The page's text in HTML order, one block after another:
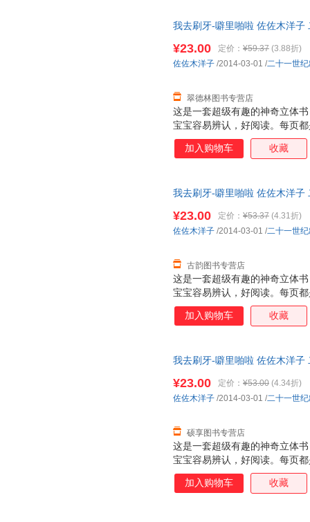
小插页，图案可以根据翻和不
次重复着生活场景，加强宝宝
能力 2. 建立宝宝良好的行为习
我去刷牙-噼里啪啦 佐佐木洋子
这是一套超级有趣的神奇立体
宝宝容易辨认，好阅读。每页
张诱人，而且采用了一些局部
面，让人看到图画内部的东西
小插页，图案可以根据翻和不
次重复着生活场景，加强宝宝
能力 2. 建立宝宝良好的行为习
¥23.00 定价： ¥59.37 (3.88折)
翠德林图书专营店
佐佐木洋子 /2014-03-01 /二十一世
加入购物车 收藏
我去刷牙-噼里啪啦 佐佐木洋子
这是一套超级有趣的神奇立体
宝宝容易辨认，好阅读。每页
张诱人，而且采用了一些局部
面，让人看到图画内部的东西
小插页，图案可以根据翻和不
次重复着生活场景，加强宝宝
能力 2. 建立宝宝良好的行为习
¥23.00 定价： ¥53.37 (4.31折)
古韵图书专营店
佐佐木洋子 /2014-03-01 /二十一世
加入购物车 收藏
我去刷牙-噼里啪啦 佐佐木洋子
这是一套超级有趣的神奇立体
宝宝容易辨认，好阅读。每页
张诱人，而且采用了一些局部
面，让人看到图画内部的东西
¥23.00 定价： ¥53.00 (4.34折)
硕享图书专营店
佐佐木洋子 /2014-03-01 /二十一世
加入购物车 收藏